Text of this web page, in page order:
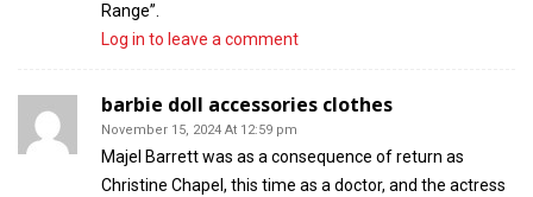
Range”.
Log in to leave a comment
barbie doll accessories clothes
November 15, 2024 At 12:59 pm
Majel Barrett was as a consequence of return as
Christine Chapel, this time as a doctor, and the actress